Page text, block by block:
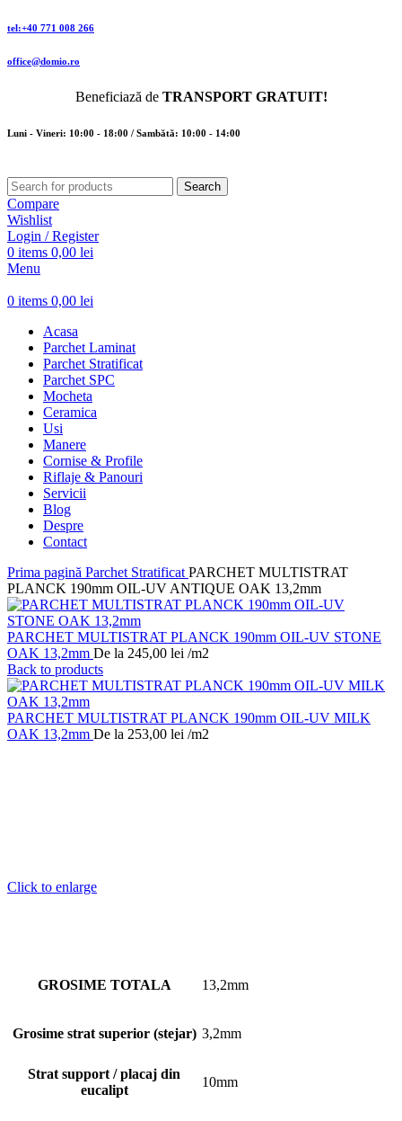
tel:+40 771 008 266
office@domio.ro
Beneficiază de TRANSPORT GRATUIT!
Luni - Vineri: 10:00 - 18:00 / Sambătă: 10:00 - 14:00
Search
Compare
Wishlist
Login / Register
0 items 0,00 lei
Menu
0 items 0,00 lei
Acasa
Parchet Laminat
Parchet Stratificat
Parchet SPC
Mocheta
Ceramica
Usi
Manere
Cornise & Profile
Riflaje & Panouri
Servicii
Blog
Despre
Contact
Prima pagină Parchet Stratificat PARCHET MULTISTRAT
PLANCK 190mm OIL-UV ANTIQUE OAK 13,2mm
PARCHET MULTISTRAT PLANCK 190mm OIL-UV STONE
OAK 13,2mm De la 245,00 lei /m2
Back to products
PARCHET MULTISTRAT PLANCK 190mm OIL-UV MILK
OAK 13,2mm De la 253,00 lei /m2
Click to enlarge
GROSIME TOTALA 13,2mm
Grosime strat superior (stejar) 3,2mm
Strat support / placaj din
eucalipt
10mm